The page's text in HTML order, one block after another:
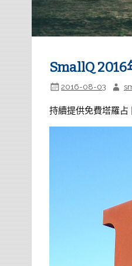
SmallQ
2016-08-03
持續提供免費塔羅